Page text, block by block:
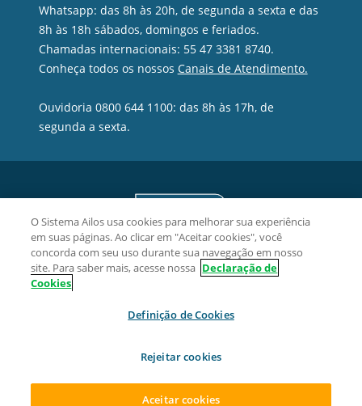
Whatsapp: das 8h às 20h, de segunda a sexta e das
8h às 18h sábados, domingos e feriados.
Chamadas internacionais: 55 47 3381 8740.
Conheça todos os nossos Canais de Atendimento.
Ouvidoria 0800 644 1100: das 8h às 17h, de
segunda a sexta.
2026 Sistema Ailos. Todos os direitos reservados.
O Sistema Ailos usa cookies para melhorar sua experiência
em suas páginas. Ao clicar em "Aceitar cookies", você
concorda com seu uso durante sua navegação em nosso
site. Para saber mais, acesse nossa Declaração de
Cookies
Definição de Cookies
Rejeitar cookies
Aceitar cookies